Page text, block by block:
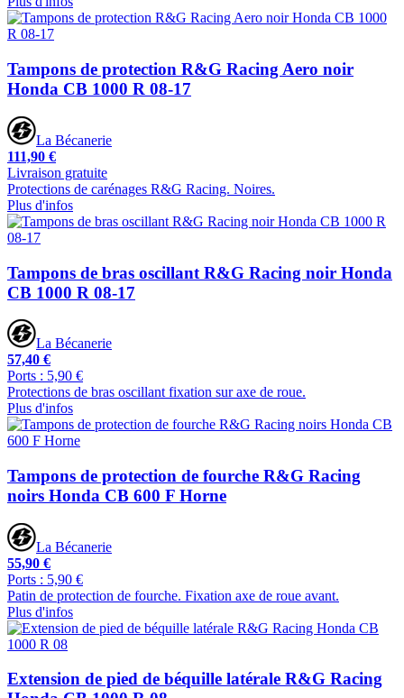
Tampons de protection R&G Racing Aero noir
Honda CB 1000 R 08-17
La Bécanerie
111,90 €
Livraison gratuite
Protections de carénages R&G Racing. Noires.
Plus d'infos
Tampons de bras oscillant R&G Racing noir Honda
CB 1000 R 08-17
La Bécanerie
57,40 €
Ports : 5,90 €
Protections de bras oscillant fixation sur axe de roue.
Plus d'infos
Tampons de protection de fourche R&G Racing
noirs Honda CB 600 F Horne
La Bécanerie
55,90 €
Ports : 5,90 €
Patin de protection de fourche. Fixation axe de roue avant.
Plus d'infos
Extension de pied de béquille latérale R&G Racing